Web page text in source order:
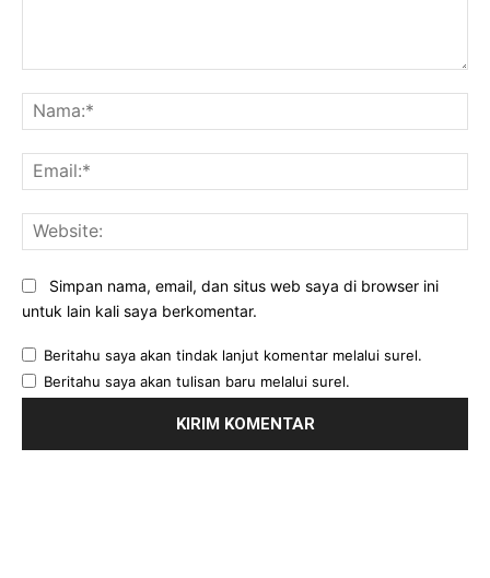
Simpan nama, email, dan situs web saya di browser ini
untuk lain kali saya berkomentar.
Beritahu saya akan tindak lanjut komentar melalui surel.
Beritahu saya akan tulisan baru melalui surel.